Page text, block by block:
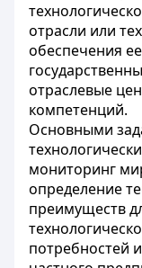
отрасли или
обеспечения
отраслевые
компетенций.
Основными
мониторинг
определение
преимуществ
потребностей